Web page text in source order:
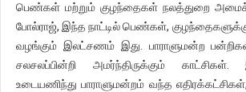
பெண்கள் மற்றும் குழந்தைகள் நலத்துறை
போல்ராஜ், இந்த நாட்டில் பெண்கள்,
வழங்கும் இலட்சணம் இது. பாராளுமன்ற
சலசலப்பின்றி அமர்ந்திருக்கும்
உடையணிந்து பாராளுமன்றம் வந்த